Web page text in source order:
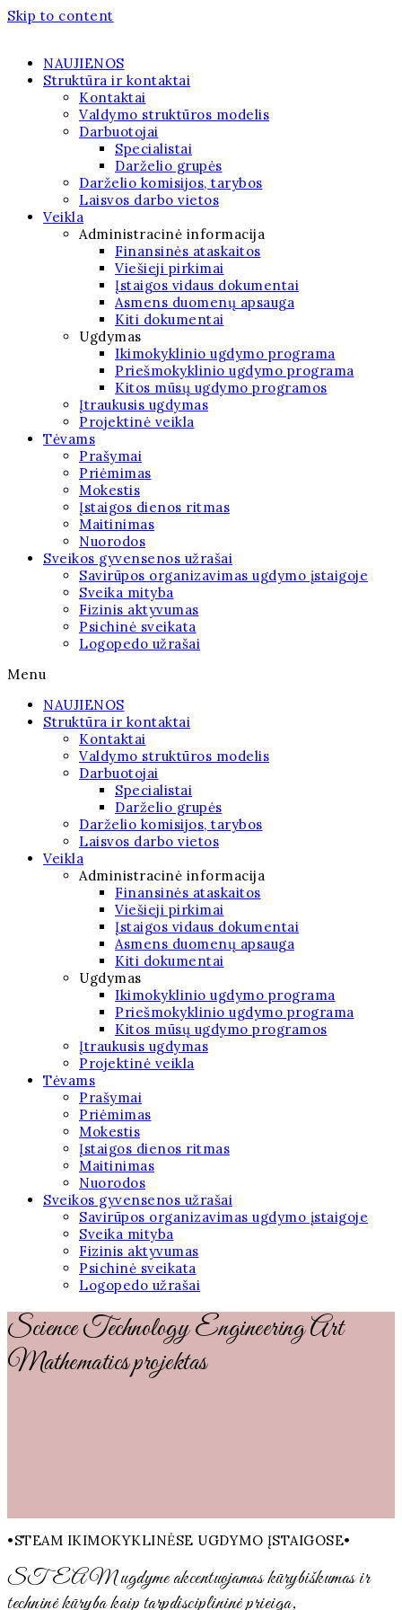
Skip to content
NAUJIENOS
Struktūra ir kontaktai
Kontaktai
Valdymo struktūros modelis
Darbuotojai
Specialistai
Darželio grupės
Darželio komisijos, tarybos
Laisvos darbo vietos
Veikla
Administracinė informacija
Finansinės ataskaitos
Viešieji pirkimai
Įstaigos vidaus dokumentai
Asmens duomenų apsauga
Kiti dokumentai
Ugdymas
Ikimokyklinio ugdymo programa
Priešmokyklinio ugdymo programa
Kitos mūsų ugdymo programos
Įtraukusis ugdymas
Projektinė veikla
Tėvams
Prašymai
Priėmimas
Mokestis
Įstaigos dienos ritmas
Maitinimas
Nuorodos
Sveikos gyvensenos užrašai
Savirūpos organizavimas ugdymo įstaigoje
Sveika mityba
Fizinis aktyvumas
Psichinė sveikata
Logopedo užrašai
Menu
NAUJIENOS
Struktūra ir kontaktai
Kontaktai
Valdymo struktūros modelis
Darbuotojai
Specialistai
Darželio grupės
Darželio komisijos, tarybos
Laisvos darbo vietos
Veikla
Administracinė informacija
Finansinės ataskaitos
Viešieji pirkimai
Įstaigos vidaus dokumentai
Asmens duomenų apsauga
Kiti dokumentai
Ugdymas
Ikimokyklinio ugdymo programa
Priešmokyklinio ugdymo programa
Kitos mūsų ugdymo programos
Įtraukusis ugdymas
Projektinė veikla
Tėvams
Prašymai
Priėmimas
Mokestis
Įstaigos dienos ritmas
Maitinimas
Nuorodos
Sveikos gyvensenos užrašai
Savirūpos organizavimas ugdymo įstaigoje
Sveika mityba
Fizinis aktyvumas
Psichinė sveikata
Logopedo užrašai
Science Technology Engineering Art
Mathematics projektas
•STEAM IKIMOKYKLINĖSE UGDYMO ĮSTAIGOSE•
STEAM ugdyme akcentuojamas kūrybiškumas ir
techninė kūryba kaip tarpdisciplininė prieiga,